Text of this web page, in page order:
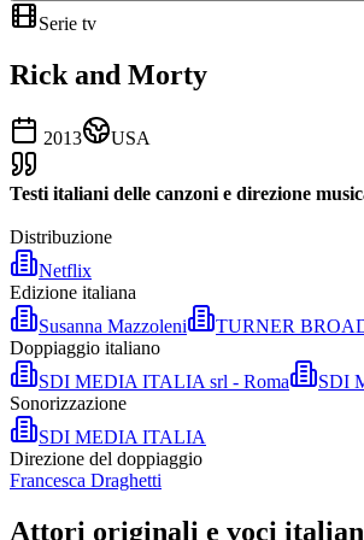
Serie tv
Rick and Morty
2013 USA
Testi italiani delle canzoni e direzione
Distribuzione
Netflix
Edizione italiana
Susanna Mazzoleni
TURNER
Doppiaggio italiano
SDI MEDIA ITALIA srl - Roma
SDI
Sonorizzazione
SDI MEDIA ITALIA
Direzione del doppiaggio
Francesca Draghetti
Attori originali e voci